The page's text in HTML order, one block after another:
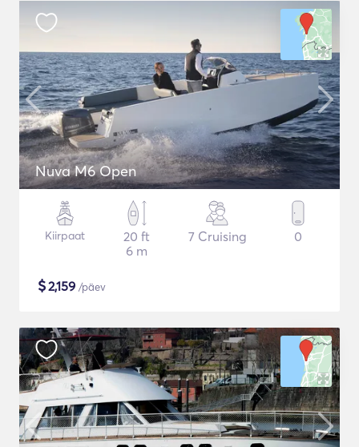
Nuva M6 Open
Kiirpaat
20 ft
6 m
7 Cruising 0
$2,159 /päev